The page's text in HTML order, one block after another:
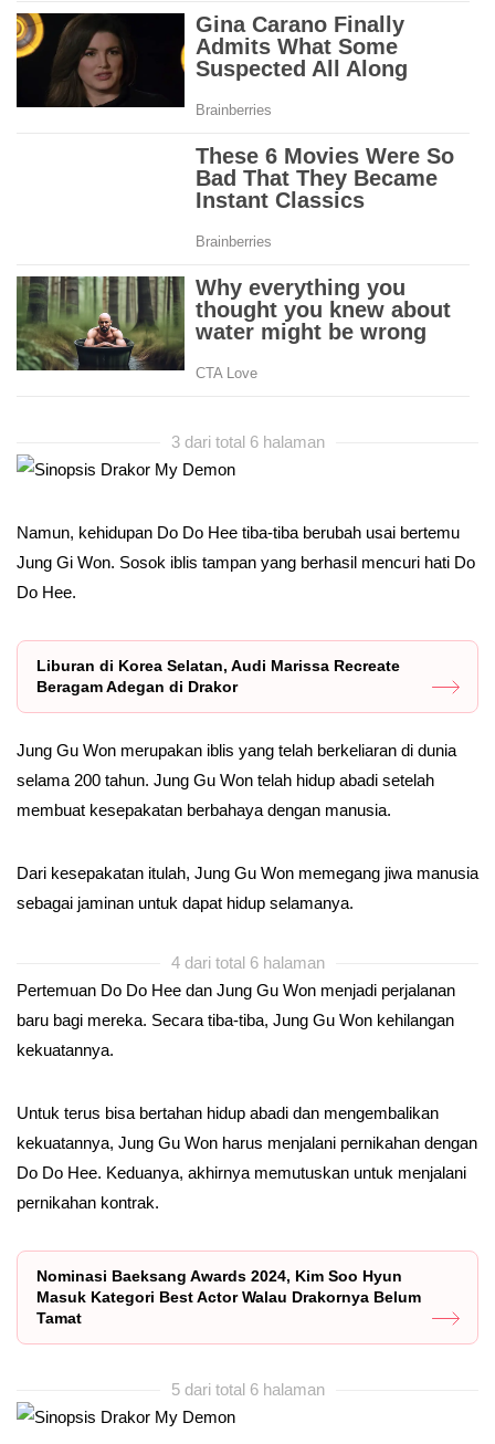
3 dari total 6 halaman
Namun, kehidupan Do Do Hee tiba-tiba berubah usai bertemu
Jung Gi Won. Sosok iblis tampan yang berhasil mencuri hati Do
Do Hee.
Liburan di Korea Selatan, Audi Marissa Recreate
Beragam Adegan di Drakor
Jung Gu Won merupakan iblis yang telah berkeliaran di dunia
selama 200 tahun. Jung Gu Won telah hidup abadi setelah
membuat kesepakatan berbahaya dengan manusia.
Dari kesepakatan itulah, Jung Gu Won memegang jiwa manusia
sebagai jaminan untuk dapat hidup selamanya.
4 dari total 6 halaman
Pertemuan Do Do Hee dan Jung Gu Won menjadi perjalanan
baru bagi mereka. Secara tiba-tiba, Jung Gu Won kehilangan
kekuatannya.
Untuk terus bisa bertahan hidup abadi dan mengembalikan
kekuatannya, Jung Gu Won harus menjalani pernikahan dengan
Do Do Hee. Keduanya, akhirnya memutuskan untuk menjalani
pernikahan kontrak.
Nominasi Baeksang Awards 2024, Kim Soo Hyun
Masuk Kategori Best Actor Walau Drakornya Belum
Tamat
5 dari total 6 halaman